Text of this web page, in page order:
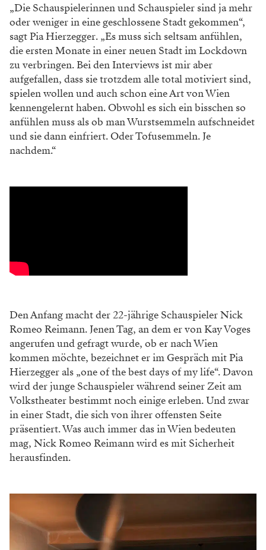
„Die Schauspielerinnen und Schauspieler sind ja mehr
oder weniger in eine geschlossene Stadt gekommen“,
sagt Pia Hierzegger. „Es muss sich seltsam anfühlen,
die ersten Monate in einer neuen Stadt im Lockdown
zu verbringen. Bei den Interviews ist mir aber
aufgefallen, dass sie trotzdem alle total motiviert sind,
spielen wollen und auch schon eine Art von Wien
kennengelernt haben. Obwohl es sich ein bisschen so
anfühlen muss als ob man Wurstsemmeln aufschneidet
und sie dann einfriert. Oder Tofusemmeln. Je
nachdem.“
Den Anfang macht der 22-jährige Schauspieler Nick
Romeo Reimann. Jenen Tag, an dem er von Kay Voges
angerufen und gefragt wurde, ob er nach Wien
kommen möchte, bezeichnet er im Gespräch mit Pia
Hierzegger als „one of the best days of my life“. Davon
wird der junge Schauspieler während seiner Zeit am
Volkstheater bestimmt noch einige erleben. Und zwar
in einer Stadt, die sich von ihrer offensten Seite
präsentiert. Was auch immer das in Wien bedeuten
mag, Nick Romeo Reimann wird es mit Sicherheit
herausfinden.